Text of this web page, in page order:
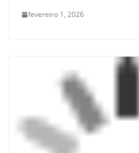
fevereiro 1, 2026